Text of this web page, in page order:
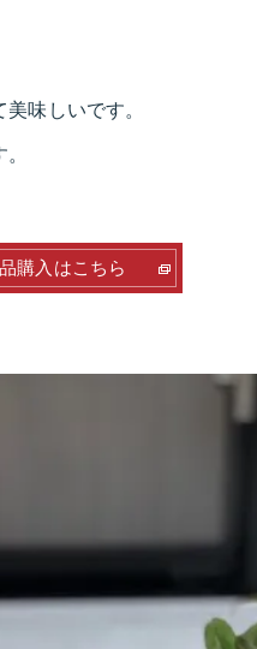
味しいです。
購入はこちら